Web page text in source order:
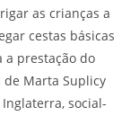
as crianças a
cestas básicas
a prestação do
de Marta Suplicy
social-